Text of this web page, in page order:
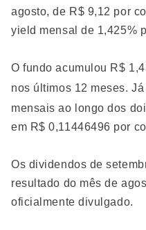
agosto, de R$ 9,12 por
yield mensal de 1,425%
O fundo acumulou R$
nos últimos 12 meses.
mensais ao longo dos
em R$ 0,11446496 por
Os dividendos de
resultado do mês de
oficialmente divulgado.